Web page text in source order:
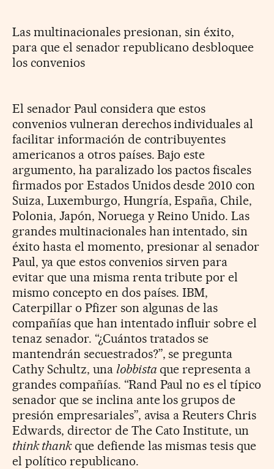
Las multinacionales presionan, sin éxito,
para que el senador republicano desbloquee
los convenios
El senador Paul considera que estos
convenios vulneran derechos individuales al
facilitar información de contribuyentes
americanos a otros países. Bajo este
argumento, ha paralizado los pactos fiscales
firmados por Estados Unidos desde 2010 con
Suiza, Luxemburgo, Hungría, España, Chile,
Polonia, Japón, Noruega y Reino Unido. Las
grandes multinacionales han intentado, sin
éxito hasta el momento, presionar al senador
Paul, ya que estos convenios sirven para
evitar que una misma renta tribute por el
mismo concepto en dos países. IBM,
Caterpillar o Pfizer son algunas de las
compañías que han intentado influir sobre el
tenaz senador. “¿Cuántos tratados se
mantendrán secuestrados?”, se pregunta
Cathy Schultz, una lobbista que representa a
grandes compañías. “Rand Paul no es el típico
senador que se inclina ante los grupos de
presión empresariales”, avisa a Reuters Chris
Edwards, director de The Cato Institute, un
think thankque defiende las mismas tesis que
el político republicano.